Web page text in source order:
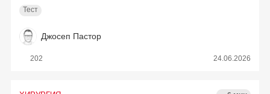
Тест
Джосеп Пастор
202 24.06.2026